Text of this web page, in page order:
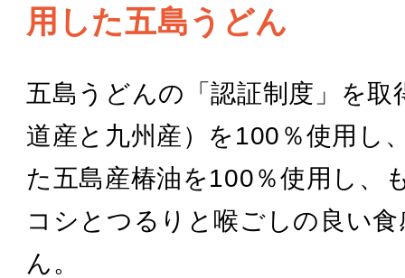
用した五島うどん
五島うどんの「認証制度」を取
道産と九州産）を100％使用し
た五島産椿油を100％使用し、
コシとつるりと喉ごしの良い
ん。